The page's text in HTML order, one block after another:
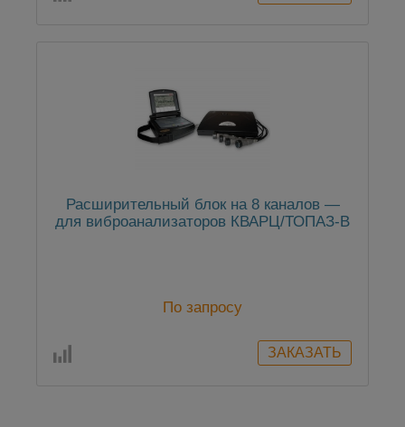
Расширительный блок на 8 каналов —
для виброанализаторов КВАРЦ/ТОПАЗ-В
По запросу